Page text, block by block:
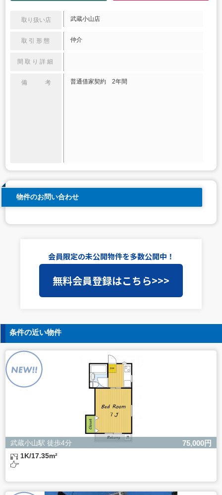
取り扱い店 武蔵小山店
取引形態 仲介
間取り詳細
備 考 普通借家契約 2年間
物件のお問い合わせ
会員限定の未公開物件を多数公開中！
無料会員登録はこちら>>>
条件の近い物件
武蔵小山駅 徒歩4分 75,000円
1K/17.35m²